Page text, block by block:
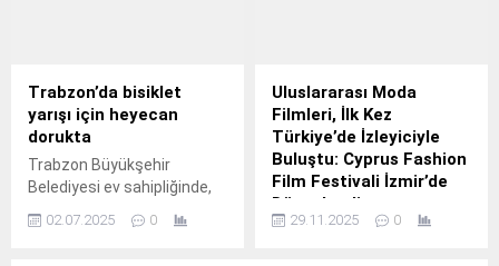
Trabzon’da bisiklet
yarışı için heyecan
dorukta
Trabzon Büyükşehir
Belediyesi ev sahipliğinde,
Spor Bakanlığı, Türkiye
02.07.2025 0
Uluslararası Moda
Filmleri, İlk Kez
Türkiye’de İzleyiciyle
Buluştu: Cyprus Fashion
Film Festivali İzmir’de
Düzenlendi
İzmir'de sinemaseverler ve
29.11.2025 0